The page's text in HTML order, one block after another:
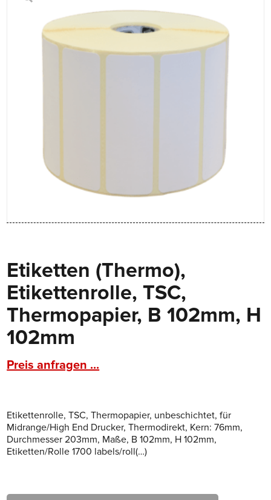
Etiketten (Thermo),
Etikettenrolle, TSC,
Thermopapier, B 102mm, H
102mm
Preis anfragen ...
Etikettenrolle, TSC, Thermopapier, unbeschichtet, für
Midrange/High End Drucker, Thermodirekt, Kern: 76mm,
Durchmesser 203mm, Maße, B 102mm, H 102mm,
Etiketten/Rolle 1700 labels/roll(…)